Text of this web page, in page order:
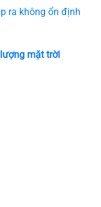
ra không ổn định
mặt trời